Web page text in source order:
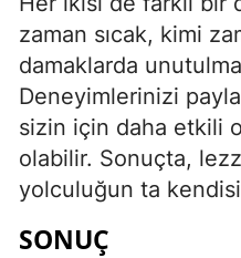
zaman sıcak, kimi
damaklarda
Deneyimlerinizi
sizin için daha etkili
olabilir. Sonuçta,
yolculuğun ta
SONUÇ